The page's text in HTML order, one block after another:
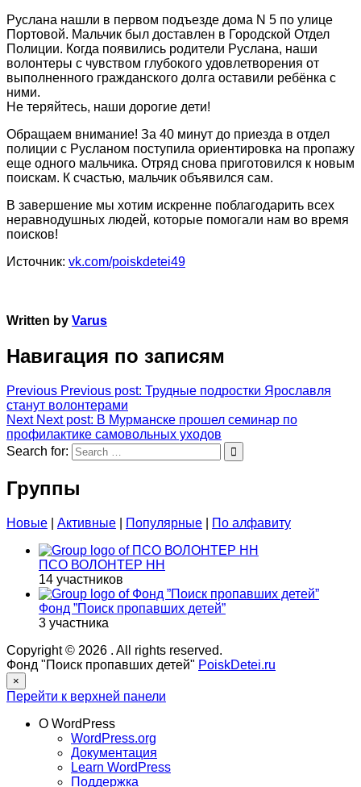
Руслана нашли в первом подъезде дома N 5 по улице
Портовой. Мальчик был доставлен в Городской Отдел
Полиции. Когда появились родители Руслана, наши
волонтеры с чувством глубокого удовлетворения от
выполненного гражданского долга оставили ребёнка с
ними.
Не теряйтесь, наши дорогие дети!
Обращаем внимание! За 40 минут до приезда в отдел
полиции с Русланом поступила ориентировка на пропажу
еще одного мальчика. Отряд снова приготовился к новым
поискам. К счастью, мальчик объявился сам.
В завершение мы хотим искренне поблагодарить всех
неравнодушных людей, которые помогали нам во время
поисков!
Источник: vk.com/poiskdetei49
Written by Varus
Навигация по записям
Previous Previous post: Трудные подростки Ярославля
станут волонтерами
Next Next post: В Мурманске прошел семинар по
профилактике самовольных уходов
Search for:
Группы
Новые Активные Популярные По алфавиту
ПСО ВОЛОНТЕР НН
14 участников
Фонд ”Поиск пропавших детей”
3 участника
Copyright © 2026 . All rights reserved.
Фонд "Поиск пропавших детей" PoiskDetei.ru
×
Перейти к верхней панели
О WordPress
WordPress.org
Документация
Learn WordPress
Поддержка